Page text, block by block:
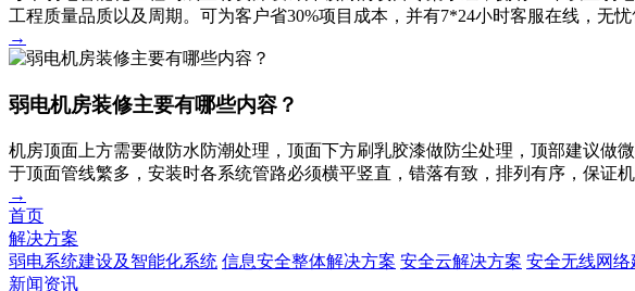
工程质量品质以及周期。可为客户省30%项目成本，并有7*24小时客服在线，无忧
→
弱电机房装修主要有哪些内容？
机房顶面上方需要做防水防潮处理，顶面下方刷乳胶漆做防尘处理，顶部建议做
于顶面管线繁多，安装时各系统管路必须横平竖直，错落有致，排列有序，保证
→
首页
解决方案
弱电系统建设及智能化系统 信息安全整体解决方案 安全云解决方案 安全无线网络
新闻资讯